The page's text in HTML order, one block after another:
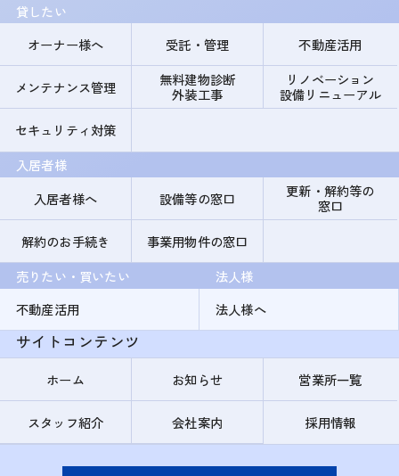
貸したい
オーナー様へ
受託・管理 不動産活用
メンテナンス管理
無料建物診断
外装工事
リノベーション
設備リニューアル
セキュリティ対策
入居者様
入居者様へ
設備等の窓口
更新・解約等の
窓口
解約のお手続き
事業用物件の窓口
売りたい・買いたい
不動産活用
法人様
法人様へ
サイトコンテンツ
ホーム お知らせ 営業所一覧
スタッフ紹介 会社案内 採用情報